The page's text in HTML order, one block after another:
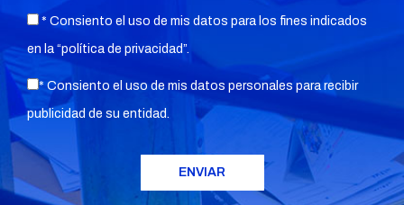
* Consiento el uso de mis datos para los fines indicados
en la “política de privacidad”.
* Consiento el uso de mis datos personales para recibir
publicidad de su entidad.